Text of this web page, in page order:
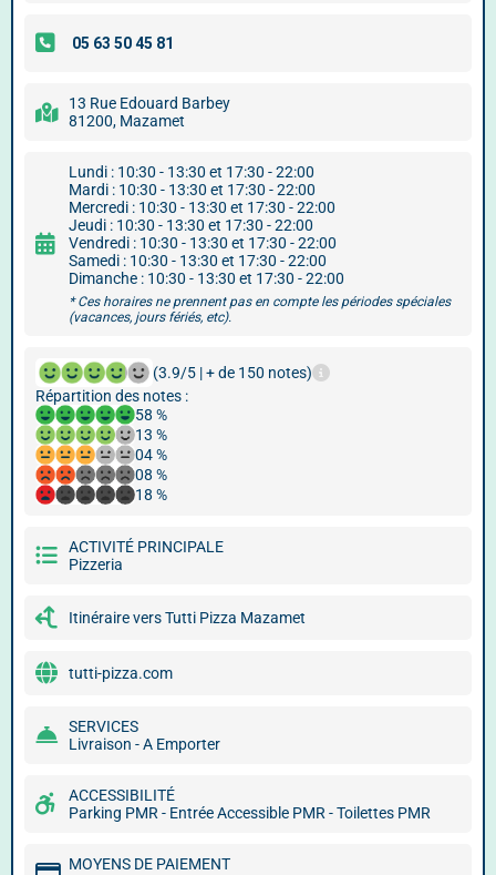
13 Rue Edouard Barbey
81200, Mazamet
Lundi : 10:30 - 13:30 et 17:30 - 22:00
Mardi : 10:30 - 13:30 et 17:30 - 22:00
Mercredi : 10:30 - 13:30 et 17:30 - 22:00
Jeudi : 10:30 - 13:30 et 17:30 - 22:00
Vendredi : 10:30 - 13:30 et 17:30 - 22:00
Samedi : 10:30 - 13:30 et 17:30 - 22:00
Dimanche : 10:30 - 13:30 et 17:30 - 22:00
* Ces horaires ne prennent pas en compte les périodes spéciales
(vacances, jours fériés, etc).
(3.9/5 | + de 150 notes)
Répartition des notes :
58 %
13 %
04 %
08 %
18 %
ACTIVITÉ PRINCIPALE
Pizzeria
Itinéraire vers Tutti Pizza Mazamet
tutti-pizza.com
SERVICES
Livraison - A Emporter
ACCESSIBILITÉ
Parking PMR - Entrée Accessible PMR - Toilettes PMR
MOYENS DE PAIEMENT